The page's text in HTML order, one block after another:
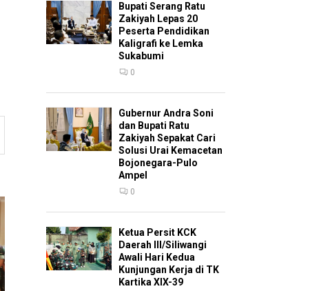
Bupati Serang Ratu
Zakiyah Lepas 20
Peserta Pendidikan
Kaligrafi ke Lemka
Sukabumi
0
Gubernur Andra Soni
dan Bupati Ratu
Zakiyah Sepakat Cari
Solusi Urai Kemacetan
Bojonegara-Pulo
Ampel
0
Ketua Persit KCK
Daerah III/Siliwangi
Awali Hari Kedua
Kunjungan Kerja di TK
Kartika XIX-39